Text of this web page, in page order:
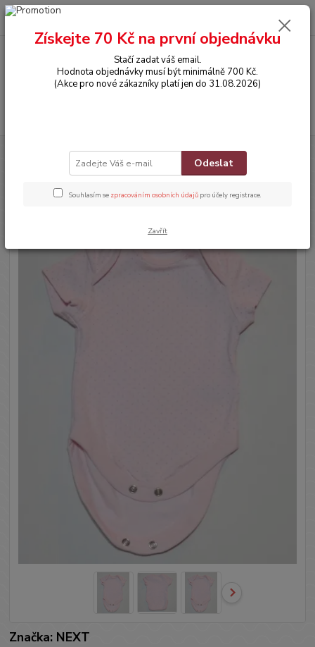
0,00 Kč
OBLEČENÍ Bodyčko s krátkým rukávem
Bodyčko s krátkým rukávem
Značka: NEXT
Získejte 70 Kč na první objednávku
Stačí zadat váš email.
Hodnota objednávky musí být minimálně 700 Kč.
(Akce pro nové zákazníky platí jen do 31.08.2026)
Odeslat
Souhlasím se zpracováním osobních údajů pro účely registrace.
Zavřít